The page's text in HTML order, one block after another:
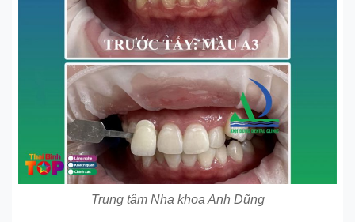
Trung tâm Nha khoa Anh Dũng